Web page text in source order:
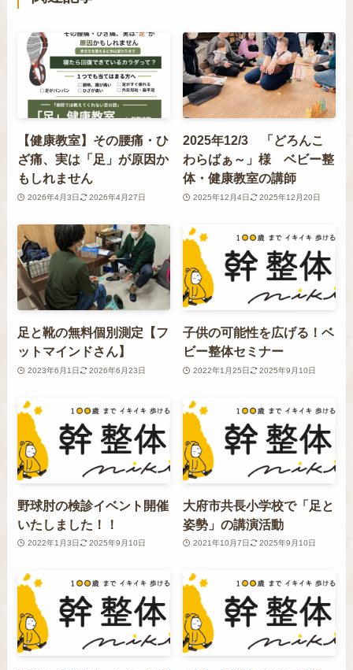
【健康教室】その腰痛・ひ
ざ痛、実は「足」が原因か
もしれません
2026年4月3日 2026年4月27日
2025年12/3 「どろんこ
わらばぁ～」様 ベビー整
体・健康教室の講師
2025年12月4日 2025年12月20日
足と靴の無料個別測定【フ
ットマインドさん】
2023年6月1日 2026年6月23日
子供の可能性を広げる！ベ
ビー整体セミナー
2022年1月25日 2025年9月10日
野球肘の検診イベント開催
いたしました！！
2022年1月3日 2025年9月10日
大府市共長小学校で「足と
姿勢」の講演活動
2021年10月7日 2025年9月10日